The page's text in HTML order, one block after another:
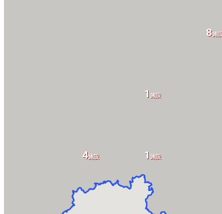
4施設 1 施設
1 施設
8施